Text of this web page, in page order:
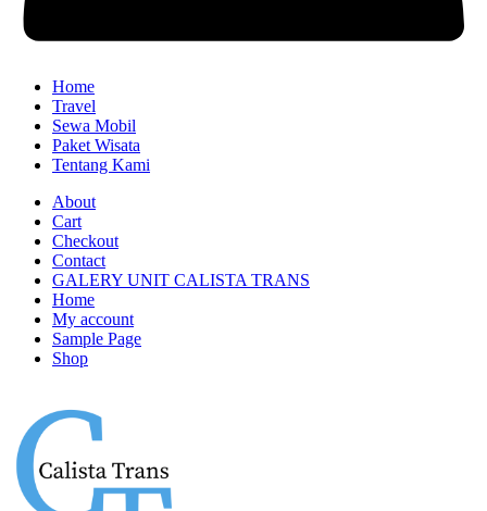
Home
Travel
Sewa Mobil
Paket Wisata
Tentang Kami
About
Cart
Checkout
Contact
GALERY UNIT CALISTA TRANS
Home
My account
Sample Page
Shop